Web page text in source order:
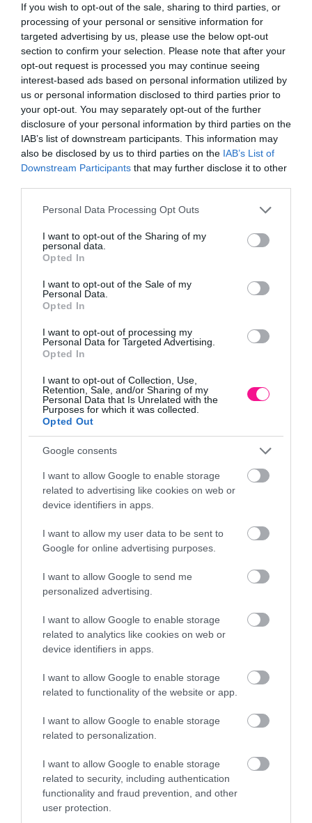
If you wish to opt-out of the sale, sharing to third parties, or
processing of your personal or sensitive information for
targeted advertising by us, please use the below opt-out
section to confirm your selection. Please note that after your
opt-out request is processed you may continue seeing
interest-based ads based on personal information utilized by
us or personal information disclosed to third parties prior to
your opt-out. You may separately opt-out of the further
disclosure of your personal information by third parties on the
IAB’s list of downstream participants. This information may
also be disclosed by us to third parties on the IAB’s List of
Downstream Participants that may further disclose it to other
Please note that this website/app uses one or more Google
not limited to your visit or usage behaviour. You may click to
grant or deny consent to Google and its third-party tags to
use your data for below specified purposes in below Google
consent section.
Personal Data Processing Opt Outs
I want to opt-out of the Sharing of my
personal data.
Opted In
I want to opt-out of the Sale of my
Personal Data.
Opted In
I want to opt-out of processing my
Personal Data for Targeted Advertising.
Opted In
I want to opt-out of Collection, Use,
Retention, Sale, and/or Sharing of my
Personal Data that Is Unrelated with the
Purposes for which it was collected.
Opted Out
Google consents
I want to allow Google to enable storage
related to advertising like cookies on web or
device identifiers in apps.
I want to allow my user data to be sent to
Google for online advertising purposes.
I want to allow Google to send me
personalized advertising.
I want to allow Google to enable storage
related to analytics like cookies on web or
device identifiers in apps.
I want to allow Google to enable storage
related to functionality of the website or app.
I want to allow Google to enable storage
related to personalization.
I want to allow Google to enable storage
related to security, including authentication
functionality and fraud prevention, and other
user protection.
Επιλογή Επιλογή
ΖΑΡΝΤΙΝΙΕΡΑ (3 ΣΕ 1)
ΑΝΘΡΑΚΙ URBI CASE
W
20,95€ – 26,35€
ΖΑΡΝΤΙΝΙΕΡΑ (3 ΣΕ 1)
ΛΕΥΚΟ URBI CASE W
ΖΑΡΝΤΙΝΙΕΡΑ (3 ΣΕ 1)
ΜΟΚΚΑ URBI CASE W
20,95€ – 26,35€
Επιλογή
ΖΑΡΝΤΙΝΙΕΡΑ ΓΚΡΙ
SPLOFY CASE ΟΒΑΛ
5,40
Επιλογή
ΖΑΡΝΤΙΝΙΕΡΑ ΕΚΡΟΥ
TUBUS CASE BETON
1/10KIB
10,15€
Προσθήκη στο
καλάθι
ΖΑΡΝΤΙΝΙΕΡΑ
ΑΝΘΡΑΚΙ RATO CASE
39.5×18.5×19.5cm
5/15ΚΙΒ
Προσθήκη στο
καλάθι